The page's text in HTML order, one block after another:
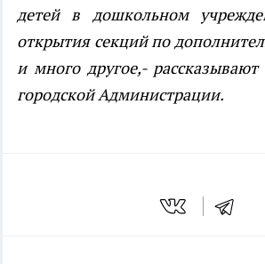
детей в дошкольном
открытия секций по
и много другое,- рассказывают
городской Администрации.